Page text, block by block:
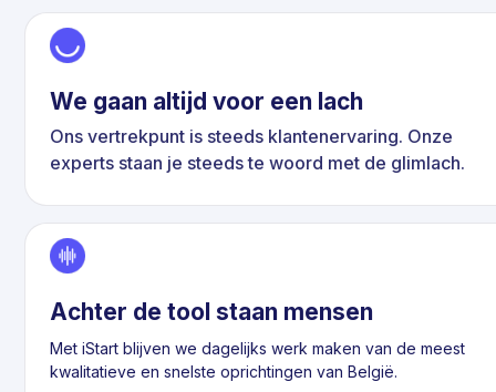
We gaan altijd voor een lach
Ons vertrekpunt is steeds klantenervaring. Onze
experts staan je steeds te woord met de glimlach.
Achter de tool staan mensen
Met iStart blijven we dagelijks werk maken van de meest
kwalitatieve en snelste oprichtingen van België.